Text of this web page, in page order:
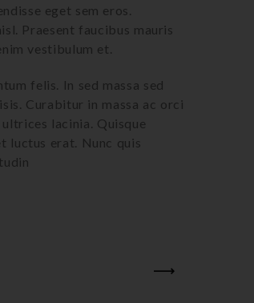
eget sem eros.
Praesent faucibus mauris
vestibulum et.
felis. In sed massa sed
Curabitur in massa ac orci
lacinia. Quisque
luctus erat. Nunc quis
NEXT